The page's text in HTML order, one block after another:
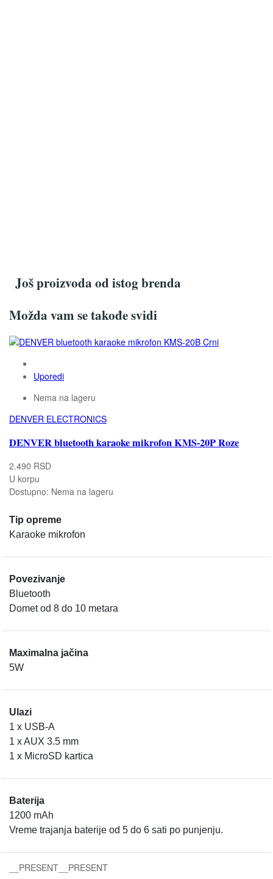
Još proizvoda od istog brenda
Možda vam se takođe svidi
Uporedi
Nema na lageru
DENVER ELECTRONICS
DENVER bluetooth karaoke mikrofon KMS-20P Roze
2.490 RSD
U korpu
Dostupno: Nema na lageru
Tip opreme
Karaoke mikrofon
Povezivanje
Bluetooth
Domet od 8 do 10 metara
Maximalna jačina
5W
Ulazi
1 x USB-A
1 x AUX 3.5 mm
1 x MicroSD kartica
Baterija
1200 mAh
Vreme trajanja baterije od 5 do 6 sati po punjenju.
__PRESENT __PRESENT